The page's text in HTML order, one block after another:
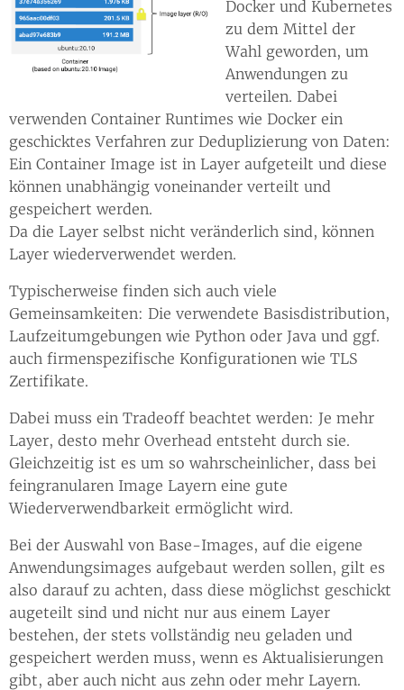
Docker und Kubernetes
zu dem Mittel der
Wahl geworden, um
Anwendungen zu
verteilen. Dabei
verwenden Container Runtimes wie Docker ein
geschicktes Verfahren zur Deduplizierung von Daten:
Ein Container Image ist in Layer aufgeteilt und diese
können unabhängig voneinander verteilt und
gespeichert werden.
Da die Layer selbst nicht veränderlich sind, können
Layer wiederverwendet werden.
Typischerweise finden sich auch viele
Gemeinsamkeiten: Die verwendete Basisdistribution,
Laufzeitumgebungen wie Python oder Java und ggf.
auch firmenspezifische Konfigurationen wie TLS
Zertifikate.
Dabei muss ein Tradeoff beachtet werden: Je mehr
Layer, desto mehr Overhead entsteht durch sie.
Gleichzeitig ist es um so wahrscheinlicher, dass bei
feingranularen Image Layern eine gute
Wiederverwendbarkeit ermöglicht wird.
Bei der Auswahl von Base-Images, auf die eigene
Anwendungsimages aufgebaut werden sollen, gilt es
also darauf zu achten, dass diese möglichst geschickt
augeteilt sind und nicht nur aus einem Layer
bestehen, der stets vollständig neu geladen und
gespeichert werden muss, wenn es Aktualisierungen
gibt, aber auch nicht aus zehn oder mehr Layern.